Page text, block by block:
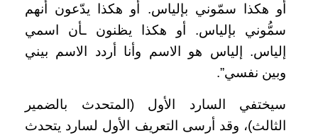
أو هكذا سمّوني بإلياس. أو هكذا يدّعون أنهم
سمُّوني بإلياس. أو هكذا يظنون ـأن اسمي
إلياس. إلياس هو الاسم وأنا أردد الاسم بيني
وبين نفسي”.
سيختفي السارد الأول (المتحدث بالضمير
الثالث)، وقد أرسى التعريف الأول لسارد يتحدث